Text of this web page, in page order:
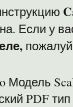
Если у
Модель
PDF